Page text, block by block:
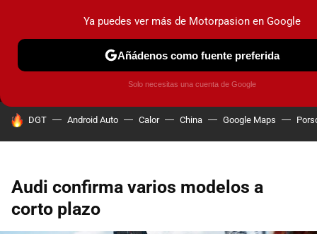
MENÚ NUEVO
COCHES ELÉCTRICOS OBSERVATORIO
HOY SE HABLA DE
DGT Android Auto Calor China Google Maps
Audi confirma varios modelos a
corto plazo
Ya puedes ver más de Motorpasion en Google
Añádenos como fuente preferida
Solo necesitas una cuenta de Google